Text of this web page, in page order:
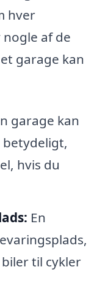
hver
af de
garage kan
garage kan
hvis du
En
til cykler